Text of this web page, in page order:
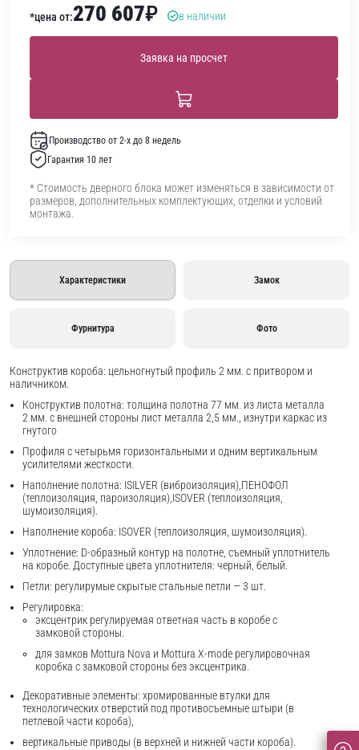
*цена от:270 607₽ в наличии
Заявка на просчет
Производство от 2-х до 8 недель
Гарантия 10 лет
* Стоимость дверного блока может изменяться в зависимости от
размеров, дополнительных комплектующих, отделки и условий
монтажа.
Характеристики Замок
Фурнитура Фото
Конструктив короба: цельногнутый профиль 2 мм. с притвором и
наличником.
Конструктив полотна: толщина полотна 77 мм. из листа металла
2 мм. с внешней стороны лист металла 2,5 мм., изнутри каркас из
гнутого
Профиля с четырьмя горизонтальными и одним вертикальным
усилителями жесткости.
Наполнение полотна: ISILVER (виброизоляция),ПЕНОФОЛ
(теплоизоляция, пароизоляция),ISOVER (теплоизоляция,
шумоизоляция).
Наполнение короба: ISOVER (теплоизоляция, шумоизоляция).
Уплотнение: D-образный контур на полотне, съемный уплотнитель
на коробе. Доступные цвета уплотнителя: черный, белый.
Петли: регулирумые скрытые стальные петли — 3 шт.
Регулировка:
эксцентрик регулируемая ответная часть в коробе с
замковой стороны.
для замков Mottura Nova и Mottura X-mode регулировочная
коробка с замковой стороны без эксцентрика.
Декоративные элементы: хромированные втулки для
технологических отверстий под противосъемные штыри (в
петлевой части короба),
вертикальные приводы (в верхней и нижней части короба).